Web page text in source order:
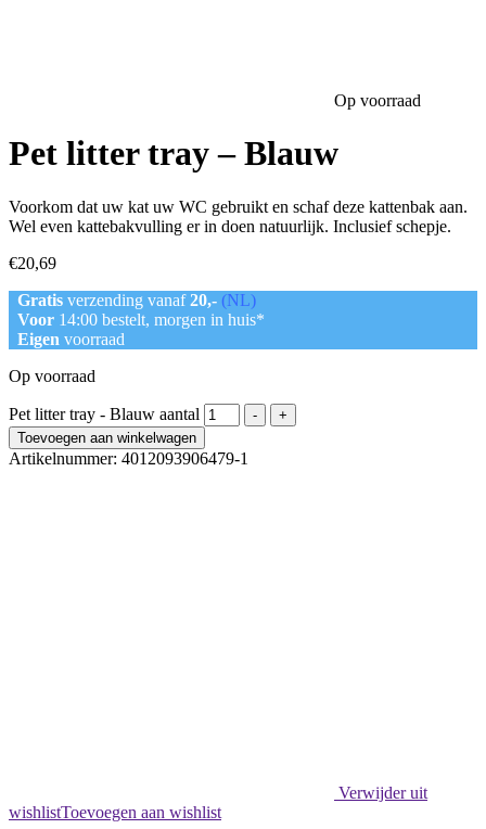
Op voorraad
Pet litter tray – Blauw
Voorkom dat uw kat uw WC gebruikt en schaf deze kattenbak aan.
Wel even kattebakvulling er in doen natuurlijk. Inclusief schepje.
€20,69
Gratis verzending vanaf20,- (NL)
Voor 14:00 bestelt, morgen in huis*
Eigen voorraad
Op voorraad
Pet litter tray - Blauw aantal -
+
Toevoegen aan winkelwagen
Artikelnummer: 4012093906479-1
Verwijder uit
wishlistToevoegen aan wishlist